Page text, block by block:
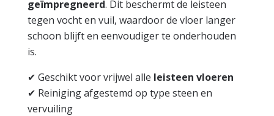
geïmpregneerd. Dit beschermt de leisteen
tegen vocht en vuil, waardoor de vloer langer
schoon blijft en eenvoudiger te onderhouden
is.
✔ Geschikt voor vrijwel alle leisteen vloeren
✔ Reiniging afgestemd op type steen en
vervuiling